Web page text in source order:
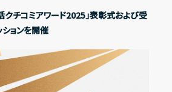
クチコミアワード2025」表彰式および受
ョンを開催